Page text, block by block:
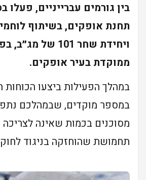
בין גורמים עברייניים, פעלו
תחנת אופקים, בשיתוף
ויחידת שחר 101
ממוקדת בעיר אופקים.
במהלך הפעילות ביצעו הכוחות
במספר מוקדים, שבמהלכם
מסוכנים בכמות שאינה לצריכה
תחמושת שהוחזקה בניגוד